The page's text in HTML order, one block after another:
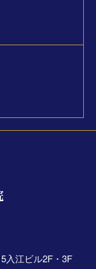
入江ビル2F・3F